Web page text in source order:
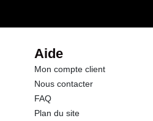
Aide
Mon compte client
Nous contacter
FAQ
Plan du site